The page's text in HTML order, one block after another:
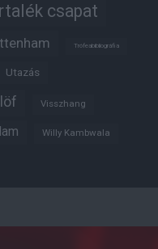
csapat
Trófeabibliográfia
Utazás
Visszhang
Willy Kambwala